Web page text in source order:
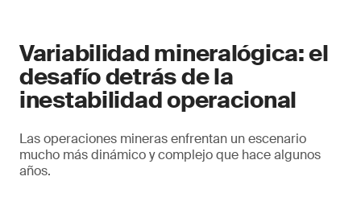
Variabilidad mineralógica: el
desafío detrás de la
inestabilidad operacional
Las operaciones mineras enfrentan un escenario
mucho más dinámico y complejo que hace algunos
años.